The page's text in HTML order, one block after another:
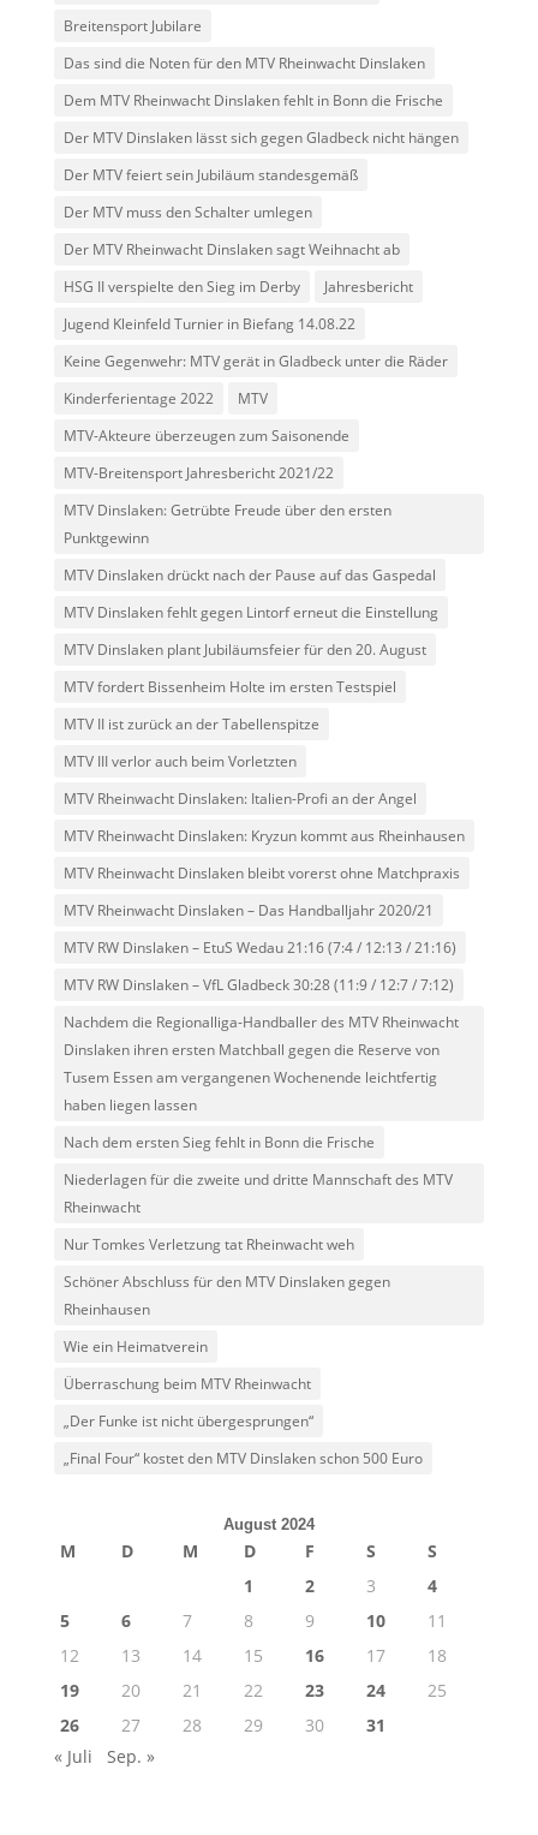
Breitensport Jubilare
Das sind die Noten für den MTV Rheinwacht Dinslaken
Dem MTV Rheinwacht Dinslaken fehlt in Bonn die Frische
Der MTV Dinslaken lässt sich gegen Gladbeck nicht hängen
Der MTV feiert sein Jubiläum standesgemäß
Der MTV muss den Schalter umlegen
Der MTV Rheinwacht Dinslaken sagt Weihnacht ab
HSG II verspielte den Sieg im Derby
Jahresbericht
Jugend Kleinfeld Turnier in Biefang 14.08.22
Keine Gegenwehr: MTV gerät in Gladbeck unter die Räder
Kinderferientage 2022
MTV
MTV-Akteure überzeugen zum Saisonende
MTV-Breitensport Jahresbericht 2021/22
MTV Dinslaken: Getrübte Freude über den ersten
Punktgewinn
MTV Dinslaken drückt nach der Pause auf das Gaspedal
MTV Dinslaken fehlt gegen Lintorf erneut die Einstellung
MTV Dinslaken plant Jubiläumsfeier für den 20. August
MTV fordert Bissenheim Holte im ersten Testspiel
MTV II ist zurück an der Tabellenspitze
MTV III verlor auch beim Vorletzten
MTV Rheinwacht Dinslaken: Italien-Profi an der Angel
MTV Rheinwacht Dinslaken: Kryzun kommt aus Rheinhausen
MTV Rheinwacht Dinslaken bleibt vorerst ohne Matchpraxis
MTV Rheinwacht Dinslaken – Das Handballjahr 2020/21
MTV RW Dinslaken – EtuS Wedau 21:16 (7:4 / 12:13 / 21:16)
MTV RW Dinslaken – VfL Gladbeck 30:28 (11:9 / 12:7 / 7:12)
Nachdem die Regionalliga-Handballer des MTV Rheinwacht
Dinslaken ihren ersten Matchball gegen die Reserve von
Tusem Essen am vergangenen Wochenende leichtfertig
haben liegen lassen
Nach dem ersten Sieg fehlt in Bonn die Frische
Niederlagen für die zweite und dritte Mannschaft des MTV
Rheinwacht
Nur Tomkes Verletzung tat Rheinwacht weh
Schöner Abschluss für den MTV Dinslaken gegen
Rheinhausen
Wie ein Heimatverein
Überraschung beim MTV Rheinwacht
„Der Funke ist nicht übergesprungen“
„Final Four“ kostet den MTV Dinslaken schon 500 Euro
August 2024
M D M D F S
S
1
2 3
4
5
6 7 8 9 10
11
12
13 14 15 16 17
18
19
20 21 22 23 24
25
26
27 28 29 30
31
« Juli
Sep. »